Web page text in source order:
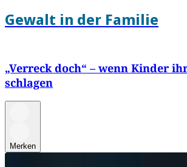
Gewalt in der Familie
„Verreck doch“ – wenn Kinder
schlagen
Merken